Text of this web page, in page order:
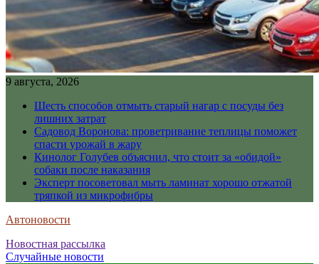
9 августа, 2026
Шесть способов отмыть старый нагар с посуды без
лишних затрат
Садовод Воронова: проветривание теплицы поможет
спасти урожай в жару
Кинолог Голубев объяснил, что стоит за «обидой»
собаки после наказания
Эксперт посоветовал мыть ламинат хорошо отжатой
тряпкой из микрофибры
Автоновости
Новостная рассылка
Случайные новости